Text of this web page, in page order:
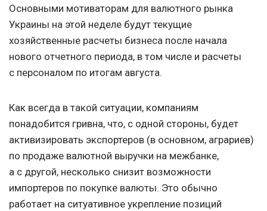
Основными мотиваторам для валютного рынка
Украины на этой неделе будут текущие
хозяйственные расчеты бизнеса после начала
нового отчетного периода, в том числе и расчеты
с персоналом по итогам августа.
Как всегда в такой ситуации, компаниям
понадобится гривна, что, с одной стороны, будет
активизировать экспортеров (в основном, аграриев)
по продаже валютной выручки на межбанке,
а с другой, несколько снизит возможности
импортеров по покупке валюты. Это обычно
работает на ситуативное укрепление позиций